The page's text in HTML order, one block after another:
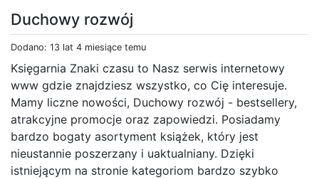
Duchowy rozwój
Dodano: 13 lat 4 miesiące temu
Księgarnia Znaki czasu to Nasz serwis internetowy
www gdzie znajdziesz wszystko, co Cię interesuje.
Mamy liczne nowości, Duchowy rozwój - bestsellery,
atrakcyjne promocje oraz zapowiedzi. Posiadamy
bardzo bogaty asortyment książek, który jest
nieustannie poszerzany i uaktualniany. Dzięki
istniejącym na stronie kategoriom bardzo szybko